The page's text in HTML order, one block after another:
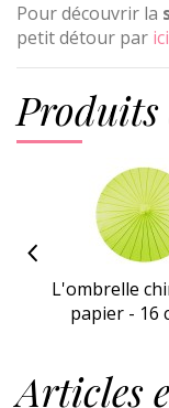
Pour découvrir la
petit détour par
Produits
L'ombrelle
papier - 16
Articles